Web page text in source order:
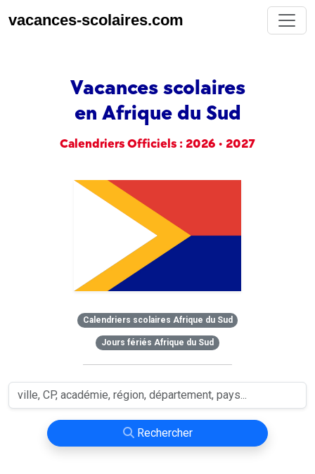
vacances-scolaires.com
Vacances scolaires
en Afrique du Sud
Calendriers Officiels : 2026 • 2027
Calendriers scolaires Afrique du Sud
Jours fériés Afrique du Sud
Rechercher